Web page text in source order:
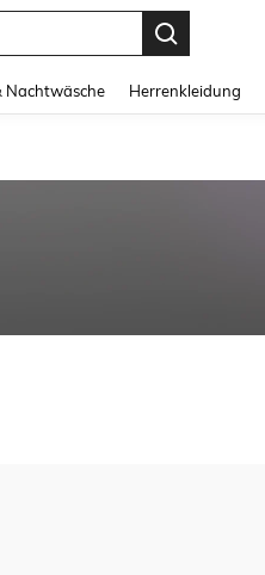
Nachtwäsche Herrenkleidung